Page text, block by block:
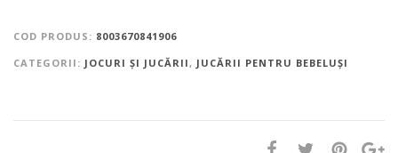
COD PRODUS: 8003670841906
CATEGORII: JOCURI ȘI JUCĂRII , JUCĂRII PENTRU BEBELUȘI